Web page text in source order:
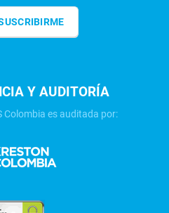
Y AUDITORÍA
Colombia es auditada por: